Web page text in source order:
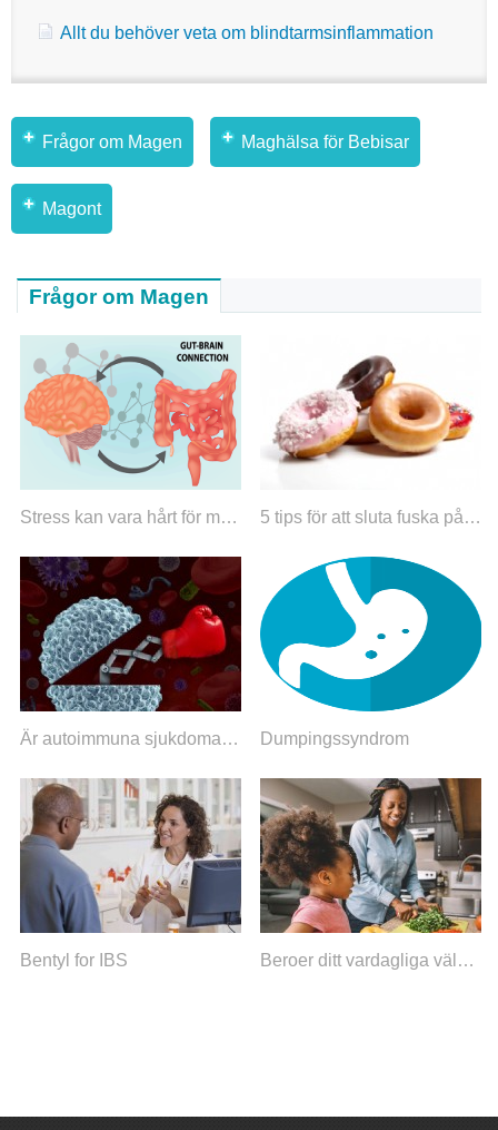
Allt du behöver veta om blindtarmsinflammation
Frågor om Magen Maghälsa för Bebisar
Magont
Frågor om Magen
Stress kan vara hårt för magen 5 tips för att sluta fuska på din diet
Är autoimmuna sjukdomar reversibel? Dumpingssyndrom
Bentyl for IBS Beroer ditt vardagliga välbefinnande på din mage? Du är inte ensam!